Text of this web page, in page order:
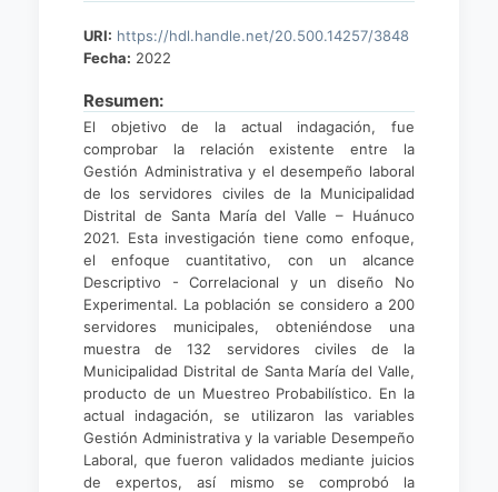
URI: https://hdl.handle.net/20.500.14257/3848
Fecha: 2022
Resumen:
El objetivo de la actual indagación, fue
comprobar la relación existente entre la
Gestión Administrativa y el desempeño laboral
de los servidores civiles de la Municipalidad
Distrital de Santa María del Valle – Huánuco
2021. Esta investigación tiene como enfoque,
el enfoque cuantitativo, con un alcance
Descriptivo - Correlacional y un diseño No
Experimental. La población se considero a 200
servidores municipales, obteniéndose una
muestra de 132 servidores civiles de la
Municipalidad Distrital de Santa María del Valle,
producto de un Muestreo Probabilístico. En la
actual indagación, se utilizaron las variables
Gestión Administrativa y la variable Desempeño
Laboral, que fueron validados mediante juicios
de expertos, así mismo se comprobó la